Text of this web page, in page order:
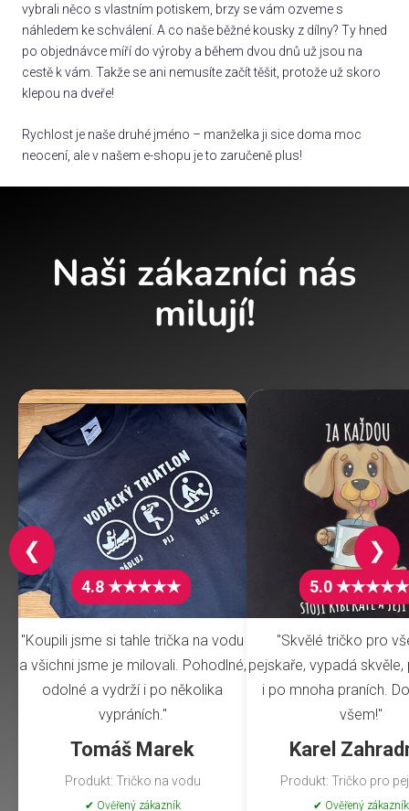
vybrali něco s vlastním potiskem, brzy se vám ozveme s
náhledem ke schválení. A co naše běžné kousky z dílny? Ty hned
po objednávce míří do výroby a během dvou dnů už jsou na
cestě k vám. Takže se ani nemusíte začít těšit, protože už skoro
klepou na dveře!
Rychlost je naše druhé jméno – manželka ji sice doma moc
neocení, ale v našem e-shopu je to zaručeně plus!
Naši zákazníci nás
milují!
4.8 ★★★★★
"Koupili jsme si tahle trička na vodu
a všichni jsme je milovali. Pohodlné,
odolné a vydrží i po několika
vypráních."
Tomáš Marek
Produkt: Tričko na vodu
✔ Ověřený zákazník
5.0 ★★★★★
"Skvělé tričko pro
pejskaře, vypadá
i po mnoha praních.
všem!"
Karel
Produkt: Tričko pro
✔ Ověřený zákazník
❮ ❯